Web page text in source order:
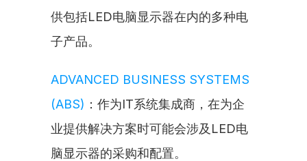
供包括LED电脑显示器在内的多种电
子产品。
ADVANCED BUSINESS SYSTEMS
(ABS) ：作为IT系统集成商，在为企
业提供解决方案时可能会涉及LED电
脑显示器的采购和配置。